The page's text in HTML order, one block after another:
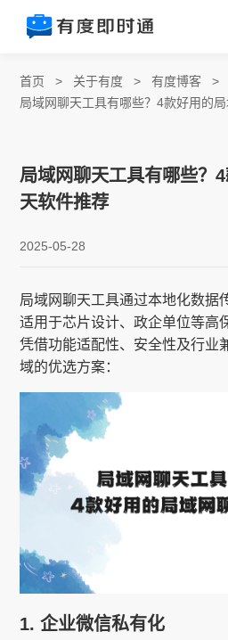
首页 > 关于有度 >有度博客 >
局域网聊天工具有哪些？4款好用的
局域网聊天工具有哪些？
天软件推荐
2025-05-28
局域网聊天工具通过本地化数据
适用于芯片设计、政企单位等高
凭借功能适配性、安全性及行业
域的优选方案：
1. 企业微信私有化